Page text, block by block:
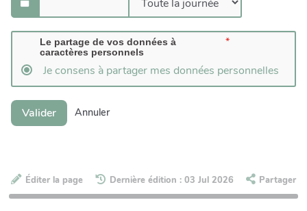
Le partage de vos données à
caractères personnels
Je consens à partager mes données personnelles
Valider Annuler
Éditer la page Dernière édition : 03 Jul 2026 Partager